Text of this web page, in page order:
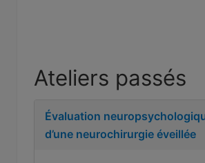
Ateliers passés
Évaluation
d’une neurochirurgie éveillée